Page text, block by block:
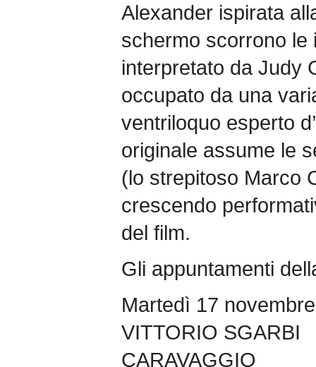
Alexander ispirata
schermo scorrono le
interpretato da Judy
occupato da una
ventriloquo esperto
originale assume le
(lo strepitoso Marco
crescendo
del film.
Gli appuntamenti
Martedì 17 novembre
VITTORIO SGARBI
CARAVAGGIO